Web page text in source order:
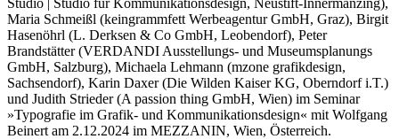
Maria Schmeißl (keingrammfett Werbeagentur GmbH, Graz), Birgit
Hasenöhrl (L. Derksen & Co GmbH, Leobendorf), Peter
Brandstätter (VERDANDI Ausstellungs- und Museumsplanungs
GmbH, Salzburg), Michaela Lehmann (mzone grafikdesign,
Sachsendorf), Karin Daxer (Die Wilden Kaiser KG, Oberndorf i.T.)
und Judith Strieder (A passion thing GmbH, Wien) im Seminar
»Typografie im Grafik- und Kommunikationsdesign« mit Wolfgang
Beinert am 2.12.2024 im MEZZANIN, Wien, Österreich.